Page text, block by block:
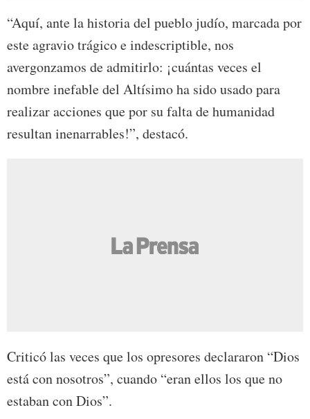
“Aquí, ante la historia del pueblo judío, marcada por
este agravio trágico e indescriptible, nos
avergonzamos de admitirlo: ¡cuántas veces el
nombre inefable del Altísimo ha sido usado para
realizar acciones que por su falta de humanidad
resultan inenarrables!”, destacó.
Criticó las veces que los opresores declararon “Dios
está con nosotros”, cuando “eran ellos los que no
estaban con Dios”.